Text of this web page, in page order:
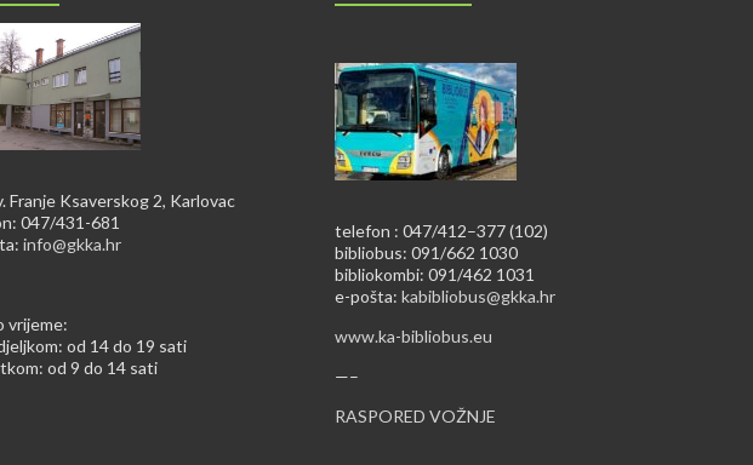
Franje Ksaverskog 2, Karlovac
047/431-681
info@gkka.hr
vrijeme:
od 14 do 19 sati
od 9 do 14 sati
telefon : 047/412–377 (102)
bibliobus: 091/662 1030
bibliokombi: 091/462 1031
e-pošta: kabibliobus@gkka.hr
www.ka-bibliobus.eu
—–
RASPORED VOŽNJE